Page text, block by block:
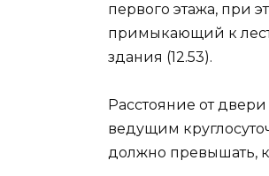
первого этажа, при
примыкающий к
здания (12.53).
Расстояние от
ведущим
должно превышать,